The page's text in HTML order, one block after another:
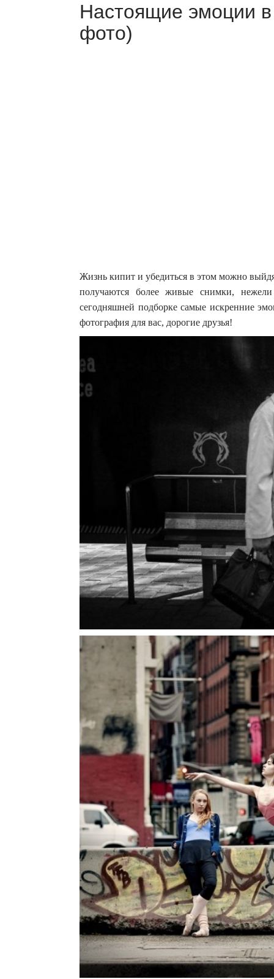
Настоящие эмоции
фото)
Жизнь кипит и убедиться в этом можно
получаются более живые снимки,
сегодняшней подборке самые искренние
фотография для вас, дорогие друзья!